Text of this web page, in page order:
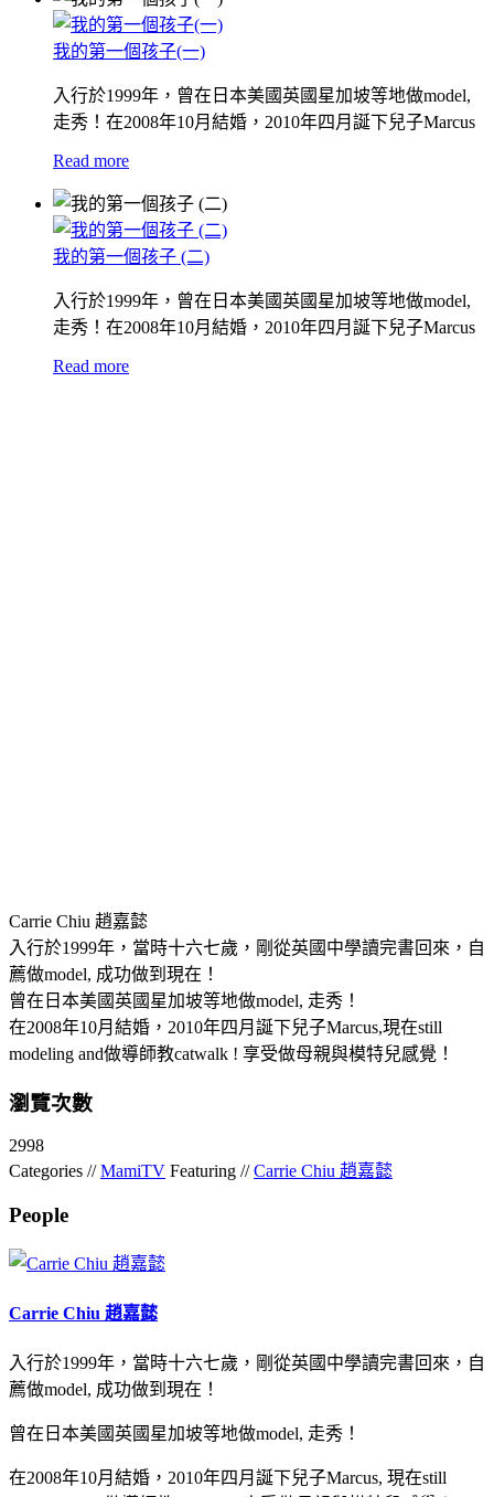
我的第一個孩子(一)
入行於1999年，曾在日本美國英國星加坡等地做model,
走秀！在2008年10月結婚，2010年四月誕下兒子Marcus
Read more
我的第一個孩子 (二)
入行於1999年，曾在日本美國英國星加坡等地做model,
走秀！在2008年10月結婚，2010年四月誕下兒子Marcus
Read more
Carrie Chiu 趙嘉懿
入行於1999年，當時十六七歲，剛從英國中學讀完書回來，自
薦做model, 成功做到現在！
曾在日本美國英國星加坡等地做model, 走秀！
在2008年10月結婚，2010年四月誕下兒子Marcus,現在still
modeling and做導師教catwalk ! 享受做母親與模特兒感覺！
瀏覽次數
2998
Categories //MamiTV Featuring //Carrie Chiu 趙嘉懿
People
Carrie Chiu 趙嘉懿
入行於1999年，當時十六七歲，剛從英國中學讀完書回來，自
薦做model, 成功做到現在！
曾在日本美國英國星加坡等地做model, 走秀！
在2008年10月結婚，2010年四月誕下兒子Marcus, 現在still